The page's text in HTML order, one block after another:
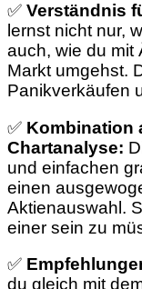
✅ Verständnis
lernst nicht nur,
auch, wie du mit
Markt umgehst.
Panikverkäufen
✅ Kombination
Chartanalyse:
und einfachen
einen
Aktienauswahl.
einer sein zu
✅
du gleich mit